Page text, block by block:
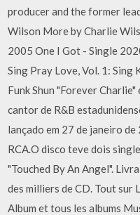
producer and the former
Wilson More by Charlie
2005 One I Got - Single
Sing Pray Love, Vol. 1: Sing
Funk Shun "Forever
cantor de R&B
lançado em 27 de janeiro
RCA.O disco teve dois
"Touched By An Angel".
des milliers de CD. Tout sur
Album et tous les albums